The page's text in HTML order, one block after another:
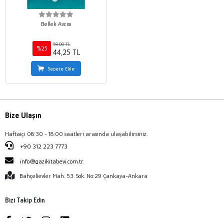
Bellek Avcısı
%25
59,00 TL
44,25 TL
Sepete Ekle
Bize Ulaşın
Haftaiçi 08:30 - 18:00 saatleri arasında ulaşabilirsiniz.
+90 312 223 7773
info@gazikitabevi.com.tr
Bahçelievler Mah. 53. Sok. No:29 Çankaya-Ankara
Bizi Takip Edin